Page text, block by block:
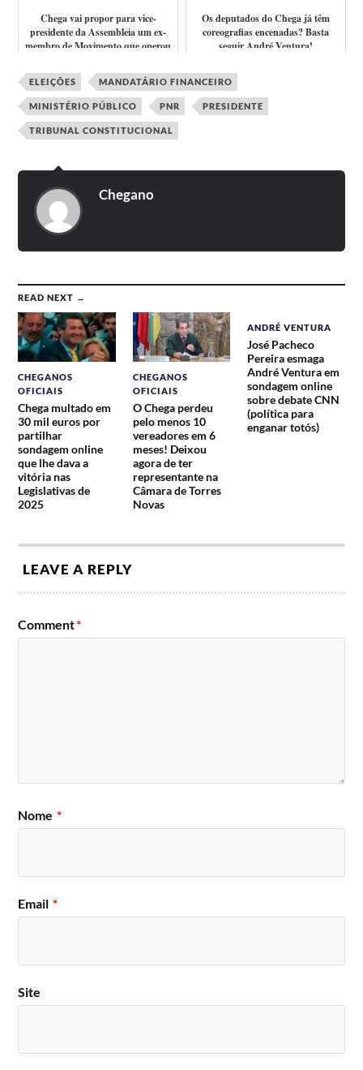
Chega vai propor para vice-
presidente da Assembleia um ex-
membro de Movimento que operou
Os deputados do Chega já têm
coreografias encenadas? Basta
seguir André Ventura!
ELEIÇÕES MANDATÁRIO FINANCEIRO
MINISTÉRIO PÚBLICO PNR PRESIDENTE
TRIBUNAL CONSTITUCIONAL
Chegano
READ NEXT →
CHEGANOS
OFICIAIS
Chega multado em
30 mil euros por
partilhar
sondagem online
que lhe dava a
vitória nas
Legislativas de
2025
CHEGANOS
OFICIAIS
O Chega perdeu
pelo menos 10
vereadores em 6
meses! Deixou
agora de ter
representante na
Câmara de Torres
Novas
ANDRÉ VENTURA
José Pacheco
Pereira esmaga
André Ventura em
sondagem online
sobre debate CNN
(política para
enganar totós)
LEAVE A REPLY
Comment*
Nome *
Email *
Site